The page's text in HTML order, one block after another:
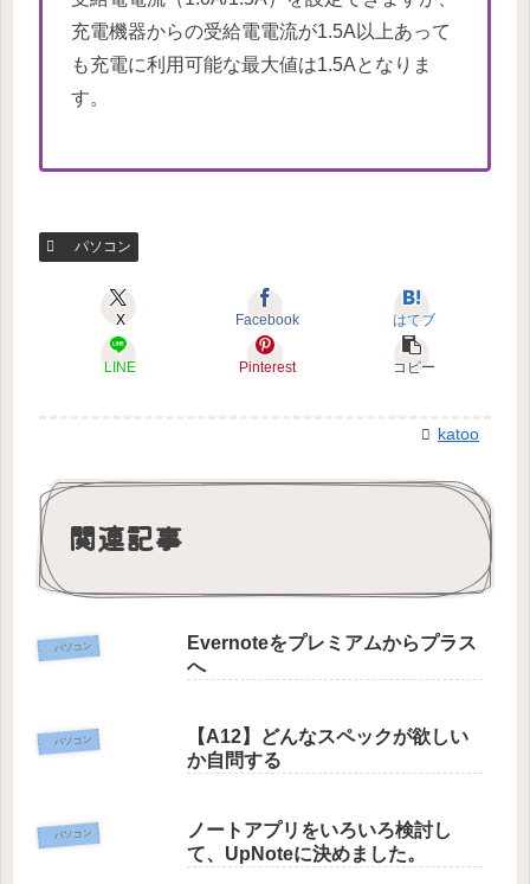
充電機器からの受給電電流が1.5A以上あって
も充電に利用可能な最大値は1.5Aとなりま
す。
パソコン
X Facebook はてブ
LINE Pinterest コピー
katoo
関連記事
パソコン
Evernoteをプレミアムからプラス
へ
パソコン
【A12】どんなスペックが欲しい
か自問する
パソコン
ノートアプリをいろいろ検討し
て、UpNoteに決めました。